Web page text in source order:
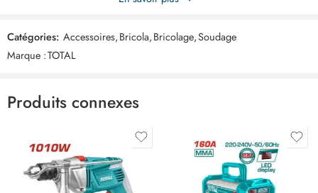
300a TWAH3006”
Commentaires
Il n'y a pas encore de critiques.
Catégories: Accessoires,Bricola,Bricolage,Soudage
Marque :TOTAL
Produits connexes